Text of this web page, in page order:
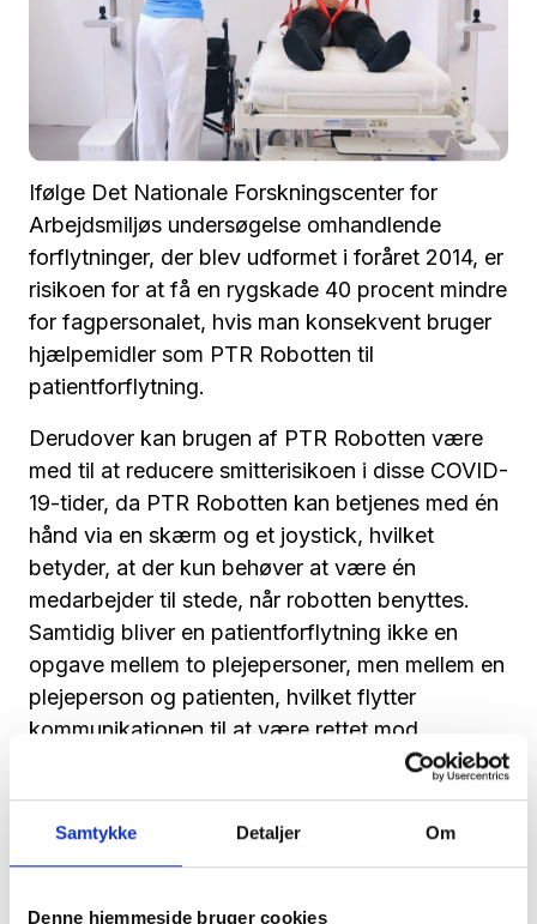
Samtykke Detaljer Om
Denne hjemmeside bruger cookies
Ifølge Det Nationale Forskningscenter for
Arbejdsmiljøs undersøgelse omhandlende
forflytninger, der blev udformet i foråret 2014, er
risikoen for at få en rygskade 40 procent mindre
for fagpersonalet, hvis man konsekvent bruger
hjælpemidler som PTR Robotten til
patientforflytning.
Derudover kan brugen af PTR Robotten være
med til at reducere smitterisikoen i disse COVID-
19-tider, da PTR Robotten kan betjenes med én
hånd via en skærm og et joystick, hvilket
betyder, at der kun behøver at være én
medarbejder til stede, når robotten benyttes.
Samtidig bliver en patientforflytning ikke en
opgave mellem to plejepersoner, men mellem en
plejeperson og patienten, hvilket flytter
kommunikationen til at være rettet mod
inkluderende.
Dette skaber en højere grad af
af at være en del af overførslen i stedet for blot